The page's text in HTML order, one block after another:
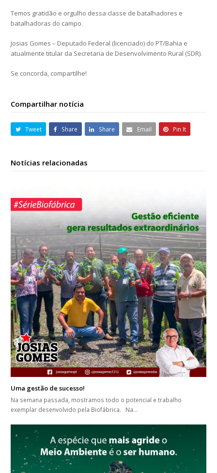
Temos gratidão e orgulho dessa classe de batalhadores e
batalhadoras do campo.
Josias Gomes – Deputado Federal (licenciado) do PT/Bahia e
atualmente titular da Secretaria de Desenvolvimento Rural (SDR).
Se concorda, compartilhe!
Compartilhar notícia
Tweet Share Share Email Pin It
Notícias relacionadas
Uma gestão de sucesso!
Na semana passada, mostramos todo o potencial e trabalho
exemplar desenvolvido pela Biofábrica. Na…